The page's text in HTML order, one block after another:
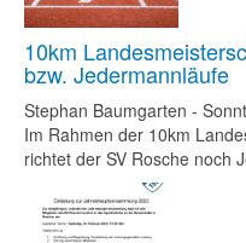
10km
bzw. Jedermannläufe
Stephan Baumgarten -
Im Rahmen der 10km
richtet der SV Rosche noch